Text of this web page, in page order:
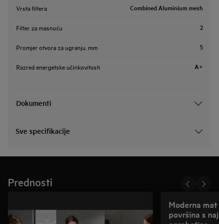
Vrsta filtera Combined Aluminium mesh
Filter za masnoću 2
Promjer otvora za ugranju, mm 5
Razred energetske učinkovitosti A+
Dokumenti
Sve specifikacije
Prednosti
Moderna
površina s